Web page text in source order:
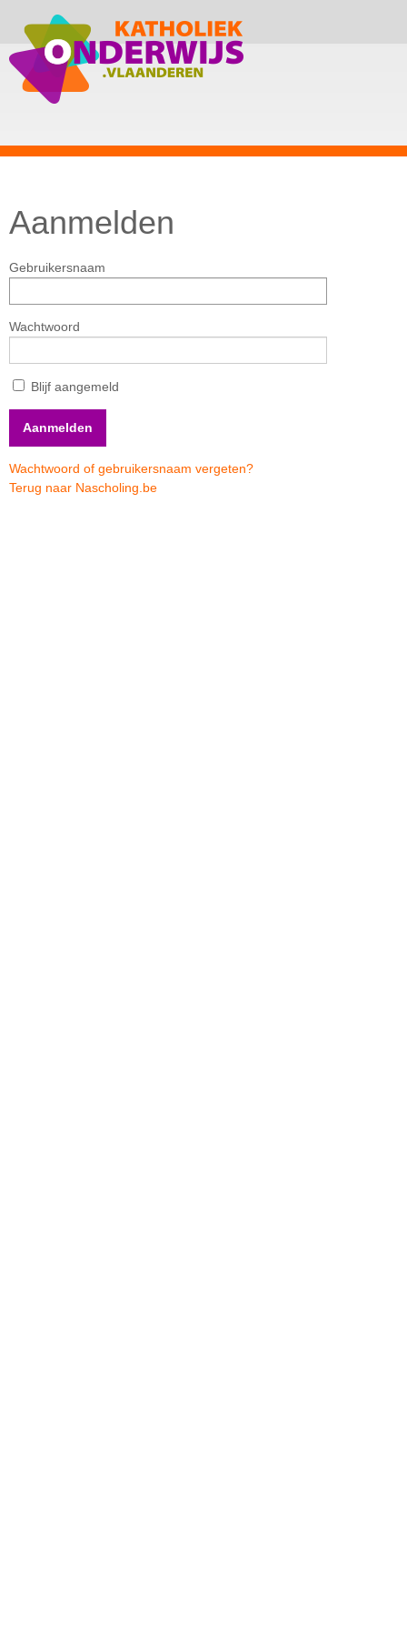
Aanmelden
Gebruikersnaam
Wachtwoord
Blijf aangemeld
Wachtwoord of gebruikersnaam vergeten?
Terug naar Nascholing.be